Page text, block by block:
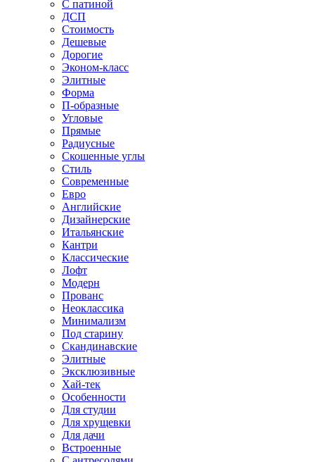
С патиной
ДСП
Стоимость
Дешевые
Дорогие
Эконом-класс
Элитные
Форма
П-образные
Угловые
Прямые
Радиусные
Скошенные углы
Стиль
Современные
Евро
Английские
Дизайнерские
Итальянские
Кантри
Классические
Лофт
Модерн
Прованс
Неоклассика
Минимализм
Под старину
Скандинавские
Элитные
Эксклюзивные
Хай-тек
Особенности
Для студии
Для хрущевки
Для дачи
Встроенные